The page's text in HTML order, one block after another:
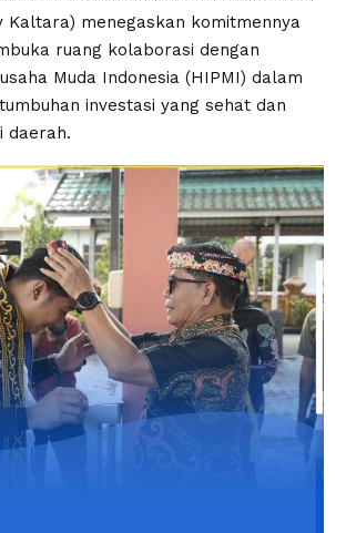
Kaltara) menegaskan komitmennya
ruang kolaborasi dengan
Muda Indonesia (HIPMI) dalam
investasi yang sehat dan
daerah.